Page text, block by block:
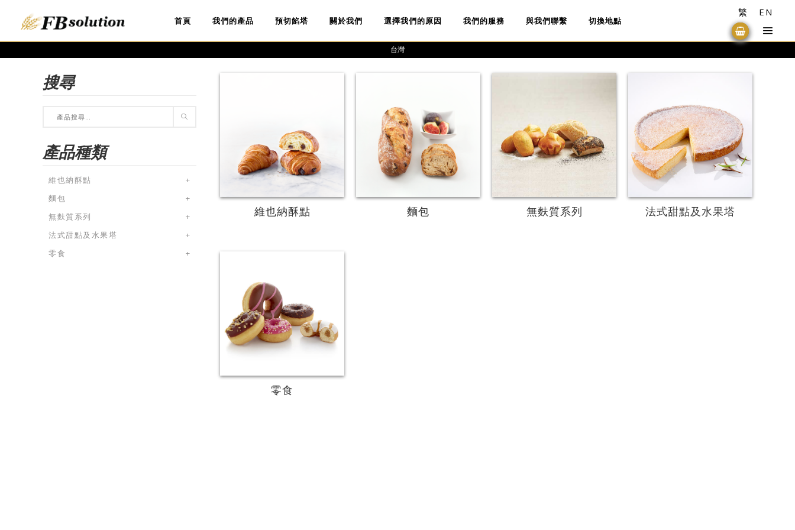
首頁 我們的產品 預切餡塔 關於我們 選擇我們的原因 我們的服務 與我們聯繫 切換地點
繁 EN
台灣
搜尋
產品種類
維也納酥點
+
麵包
+
無麩質系列
+
法式甜點及水果塔
+
零食
+
維也納酥點
更多
麵包 無麩質系列
更多
法式甜點及水果塔
更多
零食